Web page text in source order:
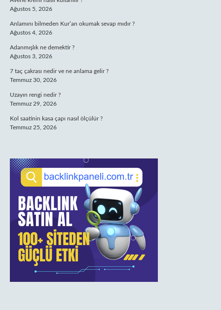
Ağustos 5, 2026
Anlamını bilmeden Kur’an okumak sevap mıdır ?
Ağustos 4, 2026
Adanmışlık ne demektir ?
Ağustos 3, 2026
7 taç çakrası nedir ve ne anlama gelir ?
Temmuz 30, 2026
Uzayın rengi nedir ?
Temmuz 29, 2026
Kol saatinin kasa çapı nasıl ölçülür ?
Temmuz 25, 2026